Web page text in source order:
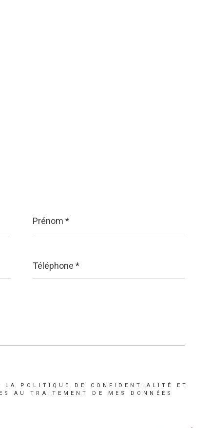
*
*
POLITIQUE DE CONFIDENTIALITÉ ET
AU TRAITEMENT DE MES DONNÉES